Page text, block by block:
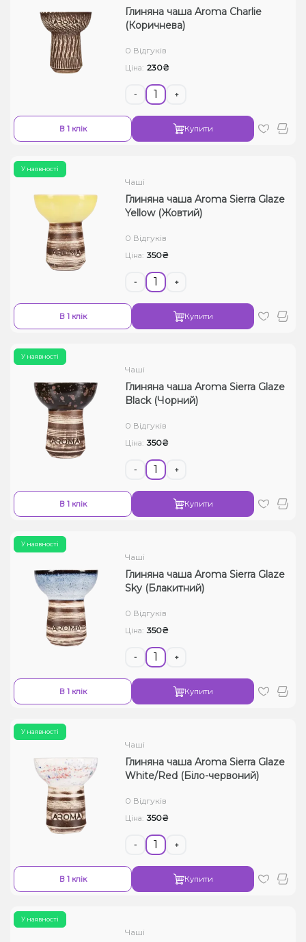
Глиняна чаша Aroma Charlie
(Коричнева)
0 Відгуків
Ціна: 230₴
- +
В 1 клік Купити
У наявності
Чаші
Глиняна чаша Aroma Sierra Glaze
Yellow (Жовтий)
0 Відгуків
Ціна: 350₴
- +
В 1 клік Купити
У наявності
Чаші
Глиняна чаша Aroma Sierra Glaze
Black (Чорний)
0 Відгуків
Ціна: 350₴
- +
В 1 клік Купити
У наявності
Чаші
Глиняна чаша Aroma Sierra Glaze
Sky (Блакитний)
0 Відгуків
Ціна: 350₴
- +
В 1 клік Купити
У наявності
Чаші
Глиняна чаша Aroma Sierra Glaze
White/Red (Біло-червоний)
0 Відгуків
Ціна: 350₴
- +
В 1 клік Купити
У наявності
Чаші